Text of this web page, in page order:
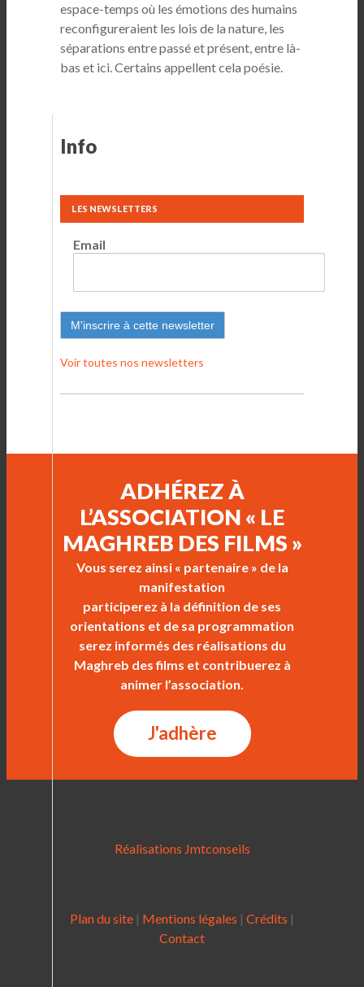
espace-temps où les émotions des humains
reconfigureraient les lois de la nature, les
séparations entre passé et présent, entre là-
bas et ici. Certains appellent cela poésie.
Info
LES NEWSLETTERS
Email
Voir toutes nos newsletters
ADHÉREZ À
L’ASSOCIATION « LE
MAGHREB DES FILMS »
Vous serez ainsi « partenaire » de la
manifestation
participerez à la définition de ses
orientations et de sa programmation
serez informés des réalisations du
Maghreb des films et contribuerez à
animer l’association.
J'adhère
Réalisations Jmtconseils
Plan du site | Mentions légales | Crédits |
Contact